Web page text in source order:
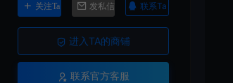
关注Ta 发私信 联系Ta
进入TA的商铺
联系官方客服